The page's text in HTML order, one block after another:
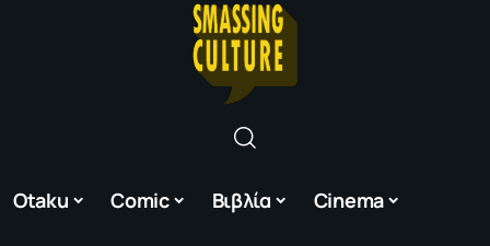
Otaku Comic Βιβλία Cinema